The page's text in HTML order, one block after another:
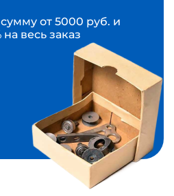
от 5000 руб. и
весь заказ